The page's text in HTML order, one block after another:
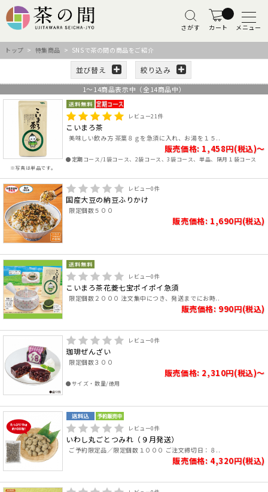
さがす カート メニュー
トップ > 特集商品 > SNSで茶の間の商品をご紹介
並び替え 絞り込み
1～ 14商品表示中（全 14商品中）
※写真は単品です。
レビュー21件
こいまろ茶
美味しい飲み方 茶葉８ｇを急須に入れ、お湯を１５..
販売価格: 1,458円(税込)～
●定期コース/1袋コース、2袋コース、3袋コース、単品、隔月１袋コース
レビュー0件
国産大豆の納豆ふりかけ
限定個数５００
販売価格: 1,690円(税込)
レビュー0件
こいまろ茶花菱七宝ポイポイ急須
限定個数２０００ 注文集中につき、発送までにお時..
販売価格: 990円(税込)
レビュー0件
珈琲ぜんざい
限定個数３００
販売価格: 2,310円(税込)～
●サイズ・数量/徳用
レビュー0件
いわし丸ごとつみれ（９月発送）
ご予約限定品／限定個数１０００ ご注文締切日：８..
販売価格: 4,320円(税込)